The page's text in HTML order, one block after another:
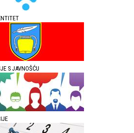
S JAVNOŠĆU